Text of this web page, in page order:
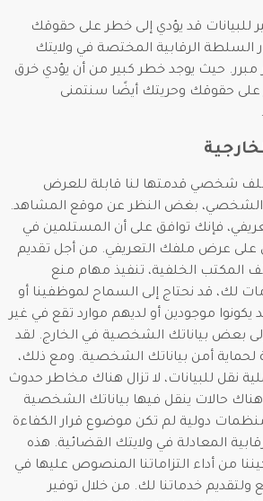
قد يؤدي إلى خطر على حقوقك
السلطة الرقابية المختصة في ولايتك
مبرر. حيث يوجد خطر كبير من أن يؤدي خرق
على حقوقك وحريتك أيضًا سنتمنى
شخصي قدمتها لنا قابلة للعرض
بغض النظر عن موقع المشاهد.
فإنك توافق على أن المستلمين في
على عرض ملفك التعريفي. من أجل تقديم
المكتب الخلفية، تنفيذ مهام منع
لك، قد نحتاج إلى السماح لموظفينا أو
يكونوا موجودين أو لديهم موارد تقع في غير
بعض بياناتك الشخصية في الخارج. لقد
لحماية أمن بياناتك الشخصية. ومع ذلك،
نقل للبيانات، لا تزال هناك مخاطر حدوث
حالات ينقل فيها بياناتك الشخصية
دولية لم تكن موضوع قرار الكفاءة
المعادلة في ولايتك القضائية. هذه
من أداء التزاماتنا المنصوص عليها في
خدماتنا لك. من خلال توفير